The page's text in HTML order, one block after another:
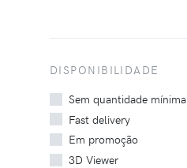
DISPONIBILIDADE
Sem quantidade mínima
Fast delivery
Em promoção
3D Viewer